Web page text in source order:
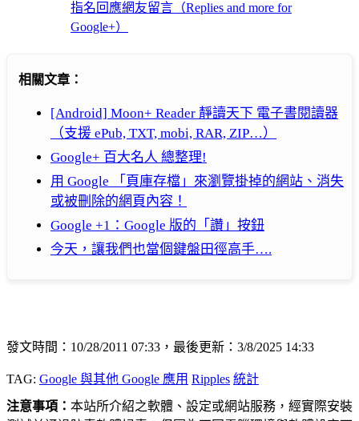
指名回應網友留言（Replies and more for
Google+）
相關文章：
[Android] Moon+ Reader 靜讀天下 電子書閱讀器
（支援 ePub, TXT, mobi, RAR, ZIP…）
Google+ 百大名人 總整理!
用 Google 「頁庫存檔」來瀏覽掛掉的網站、消失
或被刪除的網頁內容！
Google +1：Google 版的「讚」按鈕
今天，讓我們也當個鍵盤田徑高手….
發文時間：10/28/2011 07:33，最後更新：3/8/2025 14:33
TAG: Google 與其他 Google 應用 Ripples 統計
注意事項： 本站所介紹之軟體、設定或網站服務，經實際安裝